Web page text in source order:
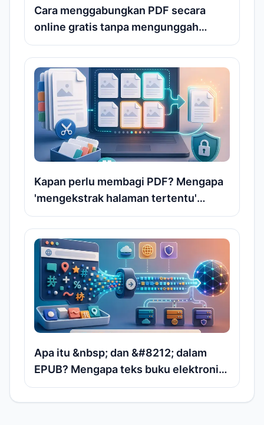
Cara menggabungkan PDF secara
online gratis tanpa mengunggah
beberapa file PDF
Kapan perlu membagi PDF? Mengapa
'mengekstrak halaman tertentu'
sering menjadi kebutuhan
Apa itu &nbsp; dan &#8212; dalam
EPUB? Mengapa teks buku elektronik
muncul sebagai entitas HTML